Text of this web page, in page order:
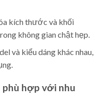
kích thước và khối
không gian chật hẹp.
và kiểu dáng khác nhau,
hợp với nhu